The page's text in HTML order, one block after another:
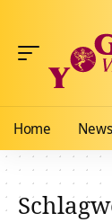
Home News